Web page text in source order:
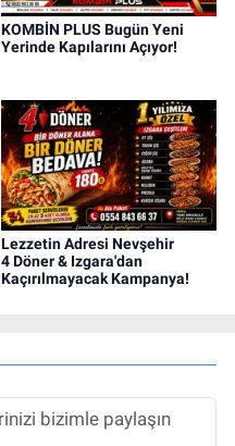
KOMBİN PLUS Bugün Yeni
Yerinde Kapılarını Açıyor!
Lezzetin Adresi Nevşehir
4 Döner & Izgara'dan
Kaçırılmayacak Kampanya!